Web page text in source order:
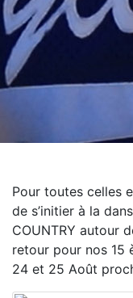
Pour toutes celles
de s’initier à la
COUNTRY autour
retour pour nos 15
24 et 25 Août